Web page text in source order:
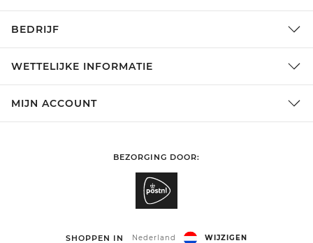
BEDRIJF
WETTELIJKE INFORMATIE
MIJN ACCOUNT
BEZORGING DOOR:
SHOPPEN IN Nederland WIJZIGEN